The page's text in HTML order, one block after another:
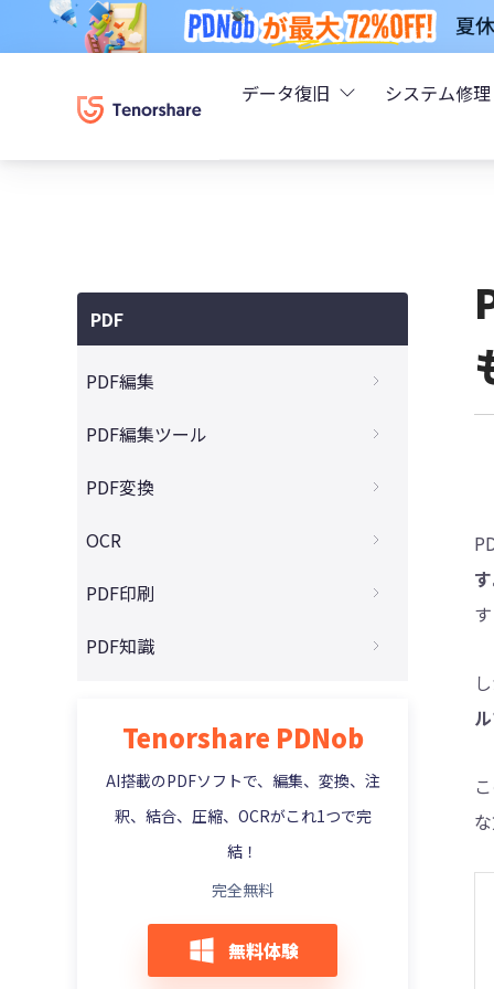
データ復旧
UltData - LINEデータ
UltData - WhatsApp
4DDiG - Windowsデー
4DDiG - Macデータ復元
4DDiG - 動画修復
システム修理
PDF
PDF編集
買い切りのPDF編集ソフトおすすめ5選
PDFが編集できない原因と解決法を解説！
初心者必見！PDFに画像を貼り付ける裏技
PDF編集ツール
Acrobat Proに代わるPDF編集ソフト10選
Just PDF徹底レビュ
PDF24 Creatorを実際に使ってみたレビュ
FoxitとTenorshare PDNobを機能・価格
で比較
Adobe AcrobatとTenorshare PDNobの比
PDF変換
スキャンしたPDFをエクセルに変換する
PDFを画像に変換する方法とお勧めツール
XDWをPDFに変換する方法4選
EPUBをPDFに変換するには？
PDFを写真として保存方法とは？
OCR
OCRフリーソフト8選おすすめと使い方
PDF印刷
PDFの一部だけを印刷したい？
PDF知識
文章校正AIツールおすすめ6選
Tenorshare PDNob
AI搭載のPDFソフトで、編集、変換、注
釈、結合、圧縮、OCRがこれ1つで完
結！
完全無料
無料体験
す